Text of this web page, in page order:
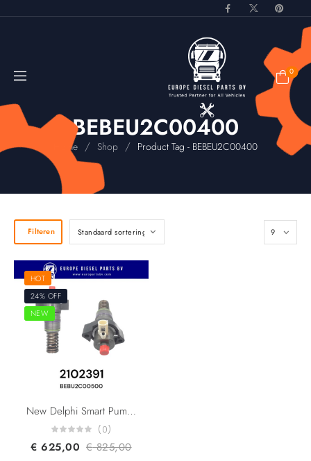
0
BEBEU2C00400
Home / Shop / Product Tag - BEBEU2C00400
Filteren
HOT
24% OFF
NEW
New Delphi Smart Pump F2P 42043460 BEBU2C00500 2102391 1934322 2034927 1871117 2344775 Paccar DAF Trucks MX11 MX13 Engine
(0)
€ 625,00 €825,00